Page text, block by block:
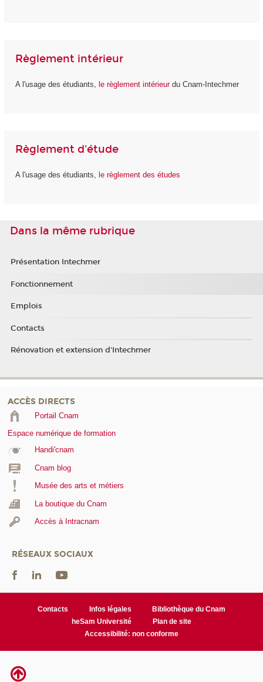
Règlement intérieur
A l'usage des étudiants, le règlement intérieur du Cnam-Intechmer
Règlement d'étude
A l'usage des étudiants, le règlement des études
Dans la même rubrique
Présentation Intechmer
Fonctionnement
Emplois
Contacts
Rénovation et extension d'Intechmer
ACCÈS DIRECTS
Portail Cnam
Espace numérique de formation
Handi'cnam
Cnam blog
Musée des arts et métiers
La boutique du Cnam
Accès à Intracnam
RÉSEAUX SOCIAUX
Contacts Infos légales
Bibliothèque du Cnam
heSam Université
Plan de site
Accessibilité: non conforme